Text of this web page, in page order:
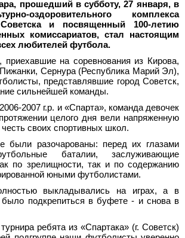
прошедший в субботу, 27 января, в
оздоровительного комплекса
Советска и посвященный 100-летию
комиссариатов, стал настоящим
любителей футбола.
приехавшие на соревнования из Кирова,
Сернура (Республика Марий Эл),
представлявшие город Советск,
сильнейшей команды.
2007 г.р. и «Спарта», команда девочек
целого дня вели напряженную
своих спортивных школ.
были разочарованы: перед их глазами
баталии, заслуживающие
по зрелищности, так и по содержанию
юными футболистами.
выкладывались на играх, а в
подкрепиться в буфете - и снова в
ребята из «Спартака» (г. Советск)